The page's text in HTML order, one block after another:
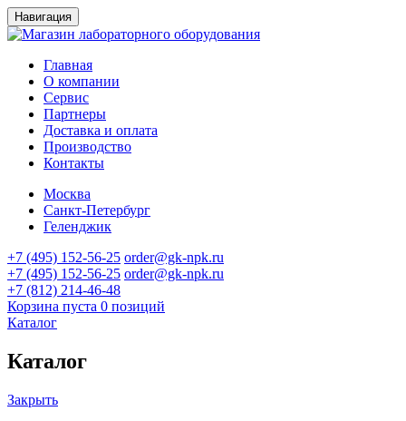
Навигация
Главная
О компании
Сервис
Партнеры
Доставка и оплата
Производство
Контакты
Москва
Санкт-Петербург
Геленджик
+7 (495) 152-56-25 order@gk-npk.ru
+7 (495) 152-56-25 order@gk-npk.ru
+7 (812) 214-46-48
Корзина пуста 0 позиций
Каталог
Каталог
Закрыть